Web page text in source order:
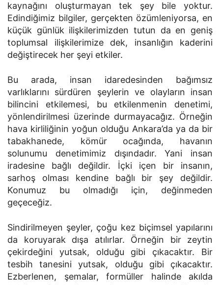
kaynağını oluşturmayan tek şey bile yoktur.
Edindiğimiz bilgiler, gerçekten özüm­leniyorsa, en
küçük günlük ilişkilerimizden tutun da en geniş
toplumsal ilişkilerimize dek, insanlığın kaderini
değiştirecek her şeyi etkiler.
Bu arada, insan idaredesinden bağımsız
varlıklarını sürdüren şeylerin ve olayların insan
bilincini etkilemesi, bu etkilenmenin denetimi,
yönlendiril­mesi üzerinde durmayacağız. Örneğin
hava kirliliğinin yoğun olduğu Ankara’da ya da bir
tabakhanede, kömür ocağında, havanın
solunumu deneti­mimiz dışındadır. Yani insan
iradesine bağlı değildir. İçki içen bir insanın,
sarhoş olması kendine bağlı bir şey değildir.
Konumuz bu olmadığı için, değinmeden
geçeceğiz.
Sindirilmeyen şeyler, çoğu kez biçimsel yapılarını
da koruyarak dışa atılırlar. Örneğin bir zeytin
çekirdeğini yutsak, olduğu gibi çıkacaktır. Bir
tesbih tanesini yutsak, olduğu gibi çıkacaktır.
Ezberlenen, şemalar, formüller halinde akılda